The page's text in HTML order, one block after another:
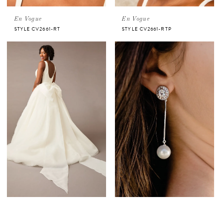
En Vogue
STYLE CV2661-RT
En Vogue
STYLE CV2661-RTP